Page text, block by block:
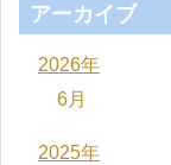
アーカイブ
2026年
6月
2025年